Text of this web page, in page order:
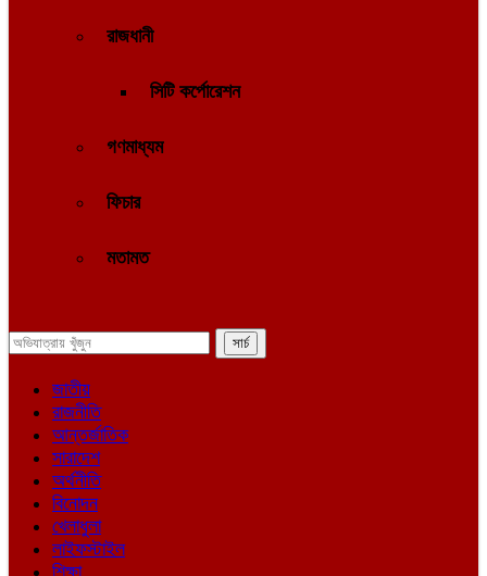
রাজধানী
সিটি কর্পোরেশন
গণমাধ্যম
ফিচার
মতামত
জাতীয়
রাজনীতি
আন্তর্জাতিক
সারাদেশ
অর্থনীতি
বিনোদন
খেলাধুলা
লাইফস্টাইল
শিক্ষা